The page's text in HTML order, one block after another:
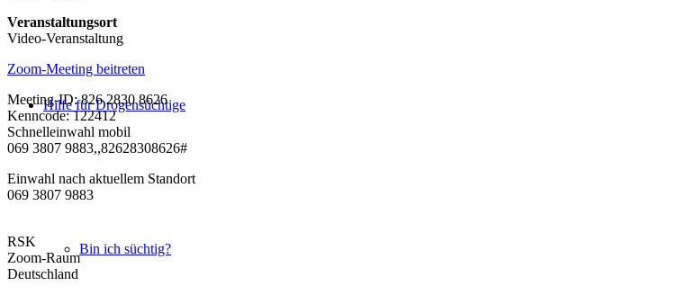
Hilfe für Drogensüchtige
Bin ich süchtig?
Veranstaltungsort
Video-Veranstaltung
Zoom-Meeting beitreten
Meeting-ID: 826 2830 8626
Kenncode: 122412
Schnelleinwahl mobil
069 3807 9883,,82628308626#
Einwahl nach aktuellem Standort
069 3807 9883
RSK
Zoom-Raum
Deutschland